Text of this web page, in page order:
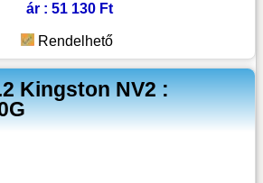
ár : 51 130 Ft
Rendelhető
Kingston NV2 :